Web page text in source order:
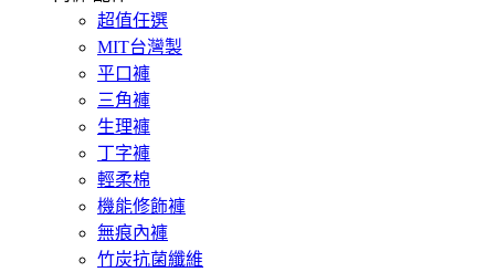
超值任選
MIT台灣製
平口褲
三角褲
生理褲
丁字褲
輕柔棉
機能修飾褲
無痕內褲
竹炭抗菌纖維